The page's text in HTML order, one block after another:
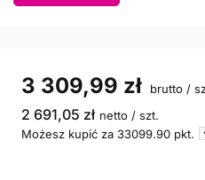
3 309,99 zł brutto /
2 691,05 zł netto / szt.
Możesz kupić za 33099.90 pkt.